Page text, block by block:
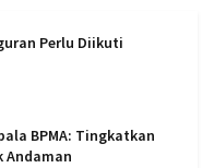
Perlu Diikuti
BPMA: Tingkatkan
Andaman